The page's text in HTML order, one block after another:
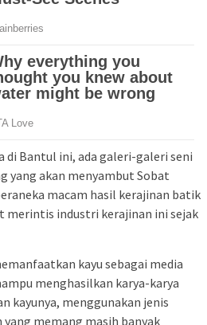
di Bantul ini, ada galeri-galeri seni
yang akan menyambut Sobat
macam hasil kerajinan batik
merintis industri kerajinan ini sejak
kayu sebagai media
menghasilkan karya-karya
kayunya, menggunakan jenis
memang masih banyak